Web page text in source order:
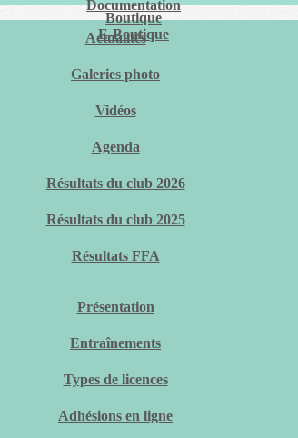
Documentation
Boutique
E-Boutique
Actualités
Galeries photo
Vidéos
Agenda
Résultats du club 2026
Résultats du club 2025
Résultats FFA
Présentation
Entraînements
Types de licences
Adhésions en ligne